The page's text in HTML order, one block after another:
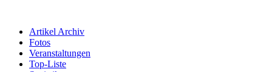
Artikel Archiv
Fotos
Veranstaltungen
Top-Liste